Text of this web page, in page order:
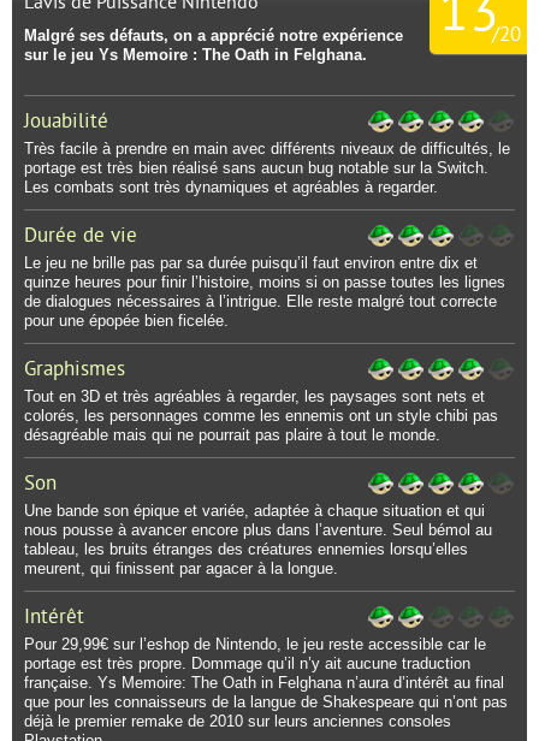
13
/20
Malgré ses défauts, on a apprécié notre expérience
sur le jeu Ys Memoire : The Oath in Felghana.
Jouabilité
Très facile à prendre en main avec différents niveaux de difficultés, le
portage est très bien réalisé sans aucun bug notable sur la Switch.
Les combats sont très dynamiques et agréables à regarder.
Durée de vie
Le jeu ne brille pas par sa durée puisqu’il faut environ entre dix et
quinze heures pour finir l’histoire, moins si on passe toutes les lignes
de dialogues nécessaires à l’intrigue. Elle reste malgré tout correcte
pour une épopée bien ficelée.
Graphismes
Tout en 3D et très agréables à regarder, les paysages sont nets et
colorés, les personnages comme les ennemis ont un style chibi pas
désagréable mais qui ne pourrait pas plaire à tout le monde.
Son
Une bande son épique et variée, adaptée à chaque situation et qui
nous pousse à avancer encore plus dans l’aventure. Seul bémol au
tableau, les bruits étranges des créatures ennemies lorsqu’elles
meurent, qui finissent par agacer à la longue.
Intérêt
Pour 29,99€ sur l’eshop de Nintendo, le jeu reste accessible car le
portage est très propre. Dommage qu’il n’y ait aucune traduction
française. Ys Memoire: The Oath in Felghana n’aura d’intérêt au final
que pour les connaisseurs de la langue de Shakespeare qui n’ont pas
déjà le premier remake de 2010 sur leurs anciennes consoles